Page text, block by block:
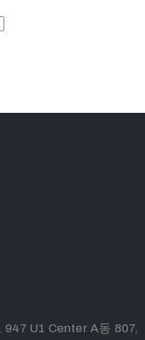
U1 Center A동 807,